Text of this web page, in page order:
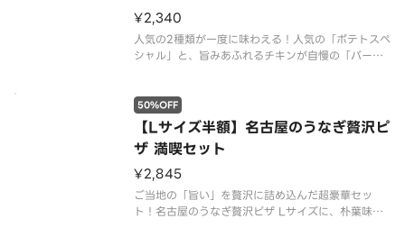
¥2,340
人気の2種類が一度に味わえる！人気の「ポテトスペ
シャル」と、旨みあふれるチキンが自慢の「バーベ
【Lサイズ半額】名古屋のうなぎ贅沢ピ
ザ 満喫セット
50%OFF
¥2,845
ご当地の「旨い」を贅沢に詰め込んだ超豪華セッ
ト！名古屋のうなぎ贅沢ピザ Lサイズに、朴葉味噌